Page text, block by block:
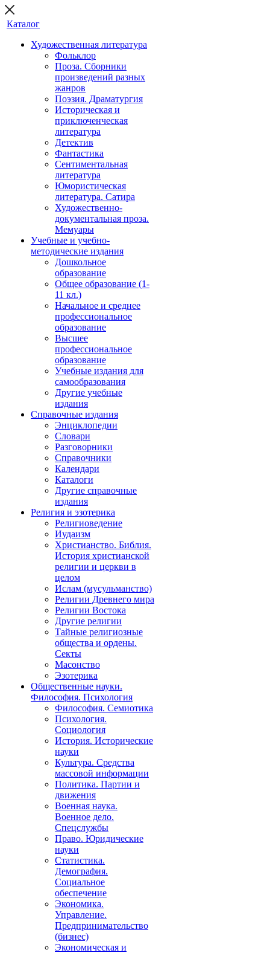
Каталог
Художественная литература
Фольклор
Проза. Сборники
произведений разных
жанров
Поэзия. Драматургия
Историческая и
приключенческая
литература
Детектив
Фантастика
Сентиментальная
литература
Юмористическая
литература. Сатира
Художественно-
документальная проза.
Мемуары
Учебные и учебно-
методические издания
Дошкольное
образование
Общее образование (1-
11 кл.)
Начальное и среднее
профессиональное
образование
Высшее
профессиональное
образование
Учебные издания для
самообразования
Другие учебные
издания
Справочные издания
Энциклопедии
Словари
Разговорники
Справочники
Календари
Каталоги
Другие справочные
издания
Религия и эзотерика
Религиоведение
Иудаизм
Христианство. Библия.
История христианской
религии и церкви в
целом
Ислам (мусульманство)
Религии Древнего мира
Религии Востока
Другие религии
Тайные религиозные
общества и ордены.
Секты
Масонство
Эзотерика
Общественные науки.
Философия. Психология
Философия. Семиотика
Психология.
Социология
История. Исторические
науки
Культура. Средства
массовой информации
Политика. Партии и
движения
Военная наука.
Военное дело.
Спецслужбы
Право. Юридические
науки
Статистика.
Демография.
Социальное
обеспечение
Экономика.
Управление.
Предпринимательство
(бизнес)
Экономическая и